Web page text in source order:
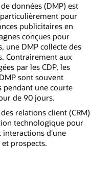
données (DMP) est
pour
publicitaires en
conçues pour
une DMP collecte des
Contrairement aux
par les CDP, les
sont souvent
pendant une courte
de 90 jours.
relations client (CRM)
technologique pour
interactions d'une
prospects.